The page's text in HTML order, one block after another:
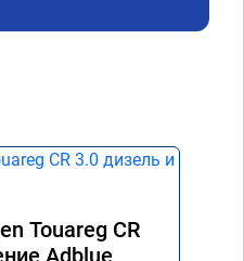
Touareg CR
Adblue